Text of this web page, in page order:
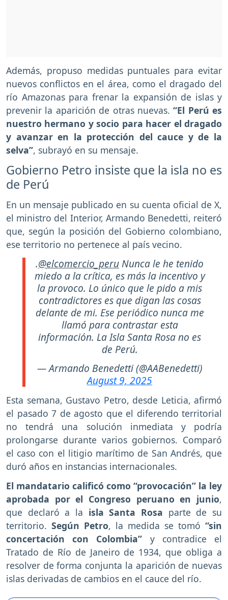
Además, propuso medidas puntuales para evitar
nuevos conflictos en el área, como el dragado del
río Amazonas para frenar la expansión de islas y
prevenir la aparición de otras nuevas. “El Perú es
nuestro hermano y socio para hacer el dragado
y avanzar en la protección del cauce y de la
selva”, subrayó en su mensaje.
Gobierno Petro insiste que la isla no es
de Perú
En un mensaje publicado en su cuenta oficial de X,
el ministro del Interior, Armando Benedetti, reiteró
que, según la posición del Gobierno colombiano,
ese territorio no pertenece al país vecino.
.@elcomercio_peruNunca le he tenido
miedo a la crítica, es más la incentivo y
la provoco. Lo único que le pido a mis
contradictores es que digan las cosas
delante de mi. Ese periódico nunca me
llamó para contrastar esta
información. La Isla Santa Rosa no es
de Perú.
— Armando Benedetti (@AABenedetti)
August 9, 2025
Esta semana, Gustavo Petro, desde Leticia, afirmó
el pasado 7 de agosto que el diferendo territorial
no tendrá una solución inmediata y podría
prolongarse durante varios gobiernos. Comparó
el caso con el litigio marítimo de San Andrés, que
duró años en instancias internacionales.
El mandatario calificó como “provocación” la ley
aprobada por el Congreso peruano en junio,
que declaró a la isla Santa Rosa parte de su
territorio. Según Petro, la medida se tomó “sin
concertación con Colombia” y contradice el
Tratado de Río de Janeiro de 1934, que obliga a
resolver de forma conjunta la aparición de nuevas
islas derivadas de cambios en el cauce del río.